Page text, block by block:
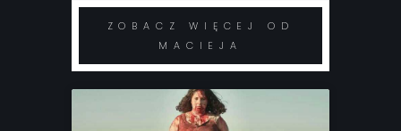
ZOBACZ WIĘCEJ OD
MACIEJA